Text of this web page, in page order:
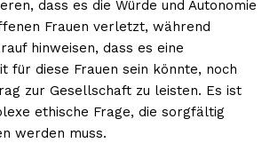
dass es die Würde und Autonomie
Frauen verletzt, während
hinweisen, dass es eine
für diese Frauen sein könnte, noch
zur Gesellschaft zu leisten. Es ist
ethische Frage, die sorgfältig
werden muss.